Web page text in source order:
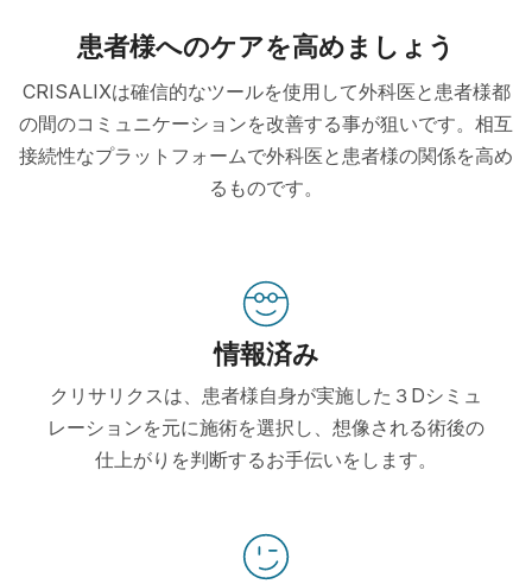
患者様へのケアを高めましょう
CRISALIXは確信的なツールを使用して外科医と患者様都
の間のコミュニケーションを改善する事が狙いです。相互
接続性なプラットフォームで外科医と患者様の関係を高め
るものです。
情報済み
クリサリクスは、患者様自身が実施した３Dシミュ
レーションを元に施術を選択し、想像される術後の
仕上がりを判断するお手伝いをします。